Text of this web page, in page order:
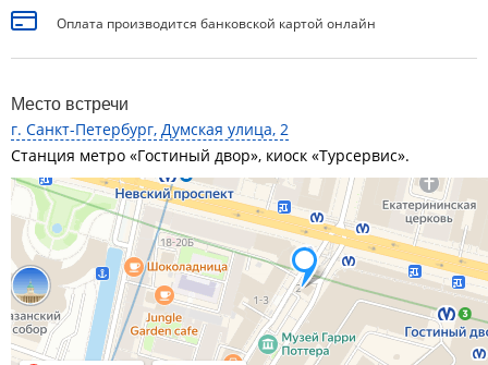
Оплата производится банковской картой онлайн
Место встречи
г. Санкт-Петербург, Думская улица, 2
Станция метро «Гостиный двор», киоск «Турсервис».